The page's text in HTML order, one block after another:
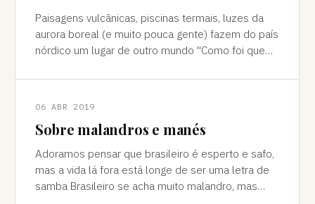
Paisagens vulcânicas, piscinas termais, luzes da
aurora boreal (e muito pouca gente) fazem do país
nórdico um lugar de outro mundo "Como foi que
06 ABR 2019
Sobre malandros e manés
Adoramos pensar que brasileiro é esperto e safo,
mas a vida lá fora está longe de ser uma letra de
samba Brasileiro se acha muito malandro, mas